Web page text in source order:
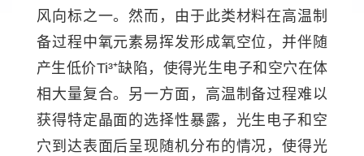
风向标之一。然而，由于此类材料在高温制
备过程中氧元素易挥发形成氧空位，并伴随
产生低价Ti³⁺缺陷，使得光生电子和空穴在体
相大量复合。另一方面，高温制备过程难以
获得特定晶面的选择性暴露，光生电子和空
穴到达表面后呈现随机分布的情况，使得光